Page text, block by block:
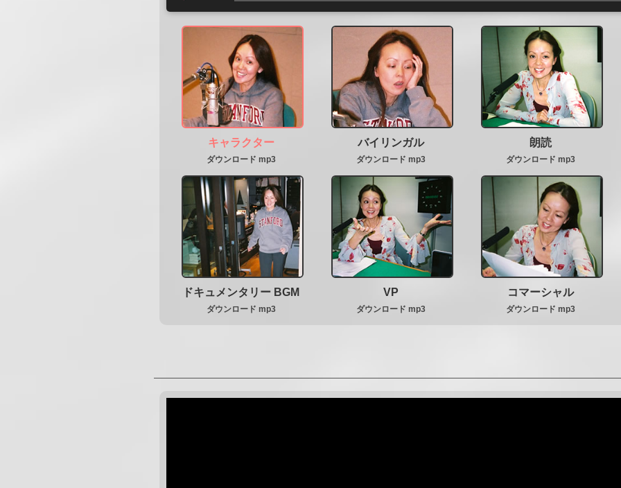
キャラクター
ダウンロード mp3
バイリンガル
ダウンロード mp3
朗読
ダウンロード mp3
ドキュメンタリー BGM
ダウンロード mp3
VP
ダウンロード mp3
コマーシャル
ダウンロード mp3